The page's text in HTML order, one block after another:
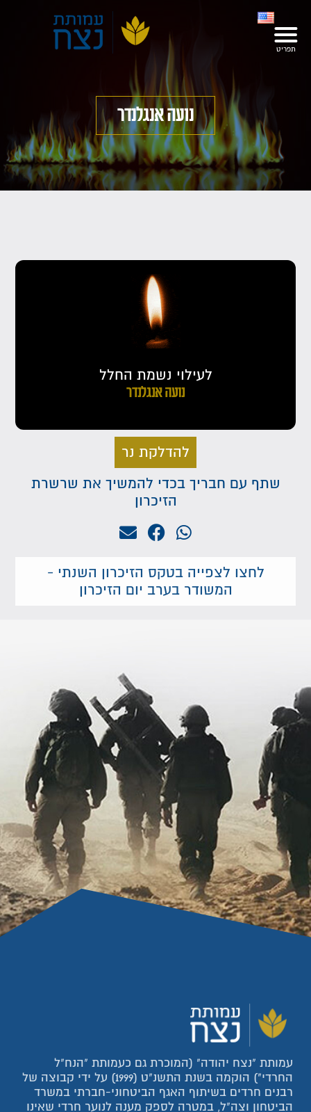
נועה אנגלנדר
לעילוי נשמת החלל
נועה אנגלנדר
להדלקת נר
שתף עם חבריך בכדי להמשיך את שרשרת
הזיכרון
לחצו לצפייה בטקס הזיכרון השנתי -
המשודר בערב יום הזיכרון
עמותת "נצח יהודה" (המוכרת גם כעמותת "הנח"ל
החרדי") הוקמה בשנת התשנ"ט (1999) על ידי קבוצה של
רבנים חרדים בשיתוף האגף הביטחוני-חברתי במשרד
הביטחון וצה"ל, במטרה לספק מענה לנוער חרדי שאינו